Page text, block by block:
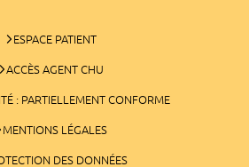
ESPACE PATIENT
ACCÈS AGENT CHU
: PARTIELLEMENT CONFORME
MENTIONS LÉGALES
DES DONNÉES